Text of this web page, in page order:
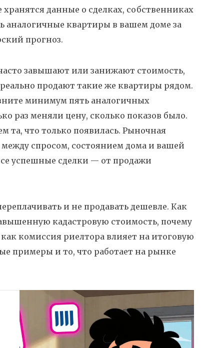
данные о сделках, собственниках
аналогичные квартиры в вашем доме за
прогноз.
завышают или занижают стоимость,
продают такие же квартиры рядом.
минимум пять аналогичных
раз меняли цену, сколько показов было.
та, что только появилась. Рыночная
между спросом, состоянием дома и вашей
успешные сделки — от продажи
и не продавать дешевле. Как
кадастровую стоимость, почему
комиссия риелтора влияет на итоговую
примеры и то, что работает на рынке